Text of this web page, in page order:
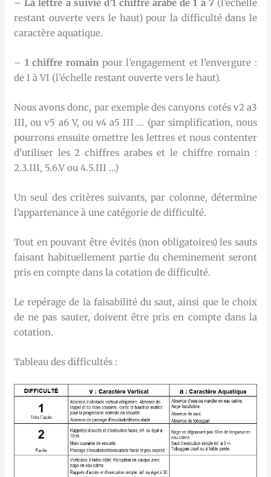
–La lettre a suivie d’1 chiffre arabe de 1 à 7(l’échelle
restant ouverte vers le haut) pour la difficulté dans le
caractère aquatique.
– 1 chiffre romain pour l’engagement et l’envergure :
de I à VI (l’échelle restant ouverte vers le haut).
Nous avons donc, par exemple des canyons cotés v2 a3
III, ou v5 a6 V, ou v4 a5 III … (par simplification, nous
pourrons ensuite omettre les lettres et nous contenter
d’utiliser les 2 chiffres arabes et le chiffre romain :
2.3.III, 5.6.V ou 4.5.III …)
Un seul des critères suivants, par colonne, détermine
l’appartenance à une catégorie de difficulté.
Tout en pouvant être évités (non obligatoires) les sauts
faisant habituellement partie du cheminement seront
pris en compte dans la cotation de difficulté.
Le repérage de la faisabilité du saut, ainsi que le choix
de ne pas sauter, doivent être pris en compte dans la
cotation.
Tableau des difficultés :